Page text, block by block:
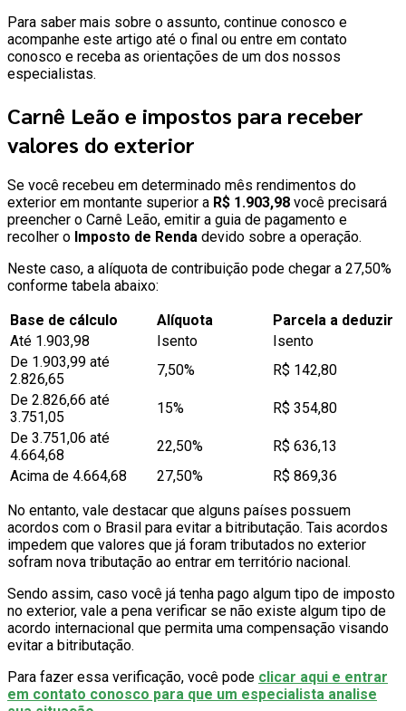
Para saber mais sobre o assunto, continue conosco e
acompanhe este artigo até o final ou entre em contato
conosco e receba as orientações de um dos nossos
especialistas.
Carnê Leão e impostos para receber
valores do exterior
Se você recebeu em determinado mês rendimentos do
exterior em montante superior a R$ 1.903,98 você precisará
preencher o Carnê Leão, emitir a guia de pagamento e
recolher o Imposto de Renda devido sobre a operação.
Neste caso, a alíquota de contribuição pode chegar a 27,50%
conforme tabela abaixo:
Base de cálculo
Alíquota
Parcela a deduzir
Até 1.903,98
Isento
Isento
De 1.903,99 até
2.826,65
7,50%
R$ 142,80
De 2.826,66 até
3.751,05
15%
R$ 354,80
De 3.751,06 até
4.664,68
22,50%
R$ 636,13
Acima de 4.664,68
27,50%
R$ 869,36
No entanto, vale destacar que alguns países possuem
acordos com o Brasil para evitar a bitributação. Tais acordos
impedem que valores que já foram tributados no exterior
sofram nova tributação ao entrar em território nacional.
Sendo assim, caso você já tenha pago algum tipo de imposto
no exterior, vale a pena verificar se não existe algum tipo de
acordo internacional que permita uma compensação visando
evitar a bitributação.
Para fazer essa verificação, você pode clicar aqui e entrar
em contato conosco para que um especialista analise